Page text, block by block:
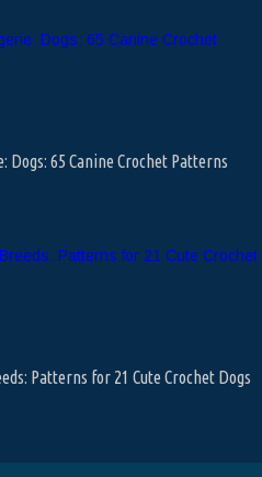
Dogs: 65 Canine Crochet Patterns
Patterns for 21 Cute Crochet Dogs